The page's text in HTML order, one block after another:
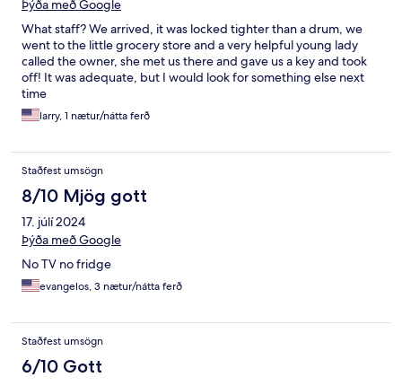
Þýða með Google
What staff? We arrived, it was locked tighter than a drum, we
went to the little grocery store and a very helpful young lady
called the owner, she met us there and gave us a key and took
off! It was adequate, but I would look for something else next
time
larry, 1 nætur/nátta ferð
Staðfest umsögn
8/10 Mjög gott
17. júlí 2024
Þýða með Google
No TV no fridge
evangelos, 3 nætur/nátta ferð
Staðfest umsögn
6/10 Gott